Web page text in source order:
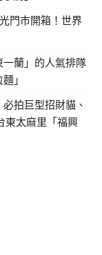
門市開箱！世界
蘭」的人氣排隊
」
拍巨型招財貓、
東太麻里「福興